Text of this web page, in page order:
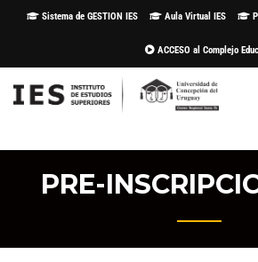
Sistema de GESTION IES Aula Virtual IES
ACCESO al Complejo
PRE-